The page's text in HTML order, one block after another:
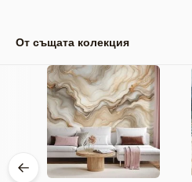
От същата колекция